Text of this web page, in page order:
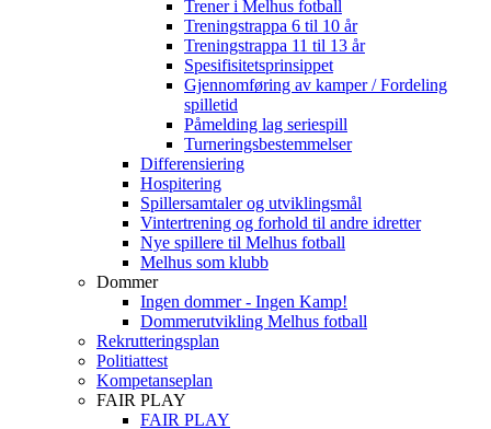
Trener i Melhus fotball
Treningstrappa 6 til 10 år
Treningstrappa 11 til 13 år
Spesifisitetsprinsippet
Gjennomføring av kamper / Fordeling
spilletid
Påmelding lag seriespill
Turneringsbestemmelser
Differensiering
Hospitering
Spillersamtaler og utviklingsmål
Vintertrening og forhold til andre idretter
Nye spillere til Melhus fotball
Melhus som klubb
Dommer
Ingen dommer - Ingen Kamp!
Dommerutvikling Melhus fotball
Rekrutteringsplan
Politiattest
Kompetanseplan
FAIR PLAY
FAIR PLAY